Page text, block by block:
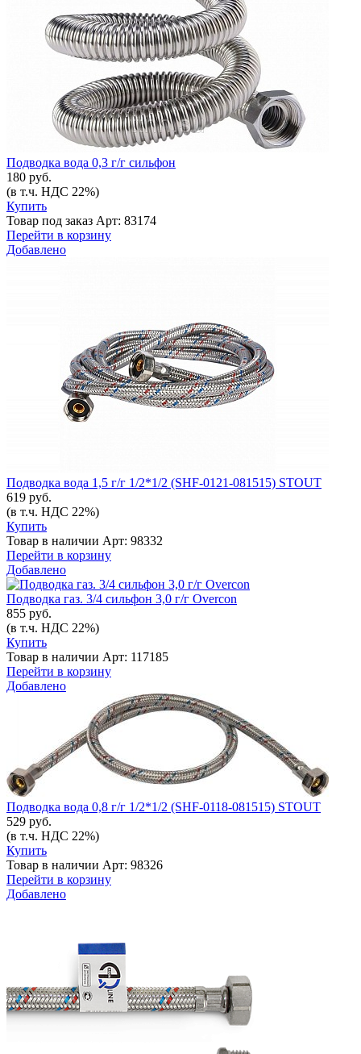
Подводка вода 0,3 г/г сильфон
180 руб.
(в т.ч. НДС 22%)
Купить
Товар под заказ Арт: 83174
Перейти в корзину
Добавлено
Подводка вода 1,5 г/г 1/2*1/2 (SHF-0121-081515) STOUT
619 руб.
(в т.ч. НДС 22%)
Купить
Товар в наличии Арт: 98332
Перейти в корзину
Добавлено
Подводка газ. 3/4 сильфон 3,0 г/г Overcon
855 руб.
(в т.ч. НДС 22%)
Купить
Товар в наличии Арт: 117185
Перейти в корзину
Добавлено
Подводка вода 0,8 г/г 1/2*1/2 (SHF-0118-081515) STOUT
529 руб.
(в т.ч. НДС 22%)
Купить
Товар в наличии Арт: 98326
Перейти в корзину
Добавлено